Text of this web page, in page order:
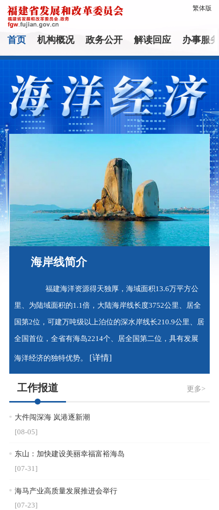
繁体版
首页 机构概况 政务公开 解读回应 办事服
海岸线简介
福建海洋资源得天独厚，海域面积13.6万平方公
里、为陆域面积的1.1倍，大陆海岸线长度3752公里、居全
国第2位，可建万吨级以上泊位的深水岸线长210.9公里、居
全国首位，全省有海岛2214个、居全国第二位，具有发展
海洋经济的独特优势。 [详情]
工作报道 更多>
大件闯深海 岚港逐新潮
[08-05]
东山：加快建设美丽幸福富裕海岛
[07-31]
海马产业高质量发展推进会举行
[07-23]